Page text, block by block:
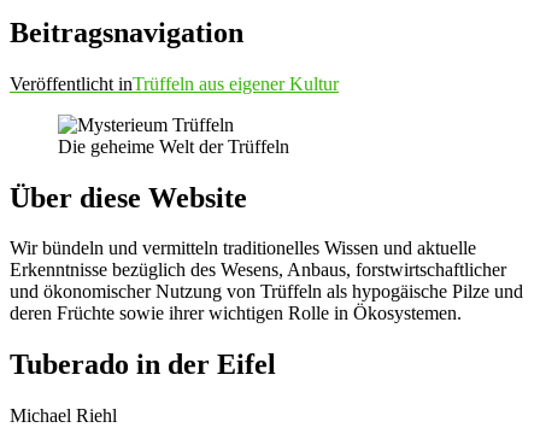
Beitragsnavigation
Veröffentlicht inTrüffeln aus eigener Kultur
Die geheime Welt der Trüffeln
Über diese Website
Wir bündeln und vermitteln traditionelles Wissen und aktuelle
Erkenntnisse bezüglich des Wesens, Anbaus, forstwirtschaftlicher
und ökonomischer Nutzung von Trüffeln als hypogäische Pilze und
deren Früchte sowie ihrer wichtigen Rolle in Ökosystemen.
Tuberado in der Eifel
Michael Riehl